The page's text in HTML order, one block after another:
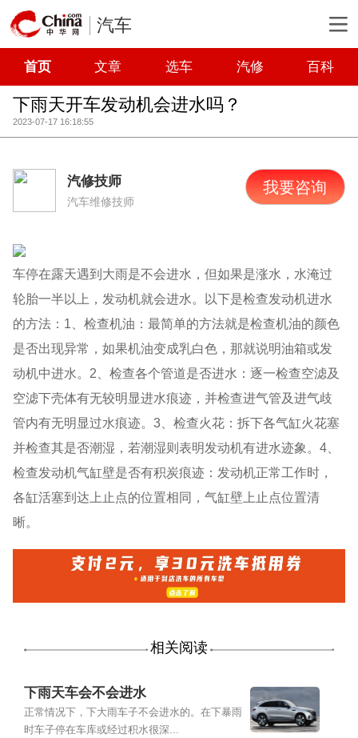
汽车
首页 文章 选车 汽修 百科
下雨天开车发动机会进水吗？
2023-07-17 16:18:55
汽修技师
汽车维修技师
我要咨询
车停在露天遇到大雨是不会进水，但如果是涨水，水淹过
轮胎一半以上，发动机就会进水。以下是检查发动机进水
的方法：1、检查机油：最简单的方法就是检查机油的颜色
是否出现异常，如果机油变成乳白色，那就说明油箱或发
动机中进水。2、检查各个管道是否进水：逐一检查空滤及
空滤下壳体有无较明显进水痕迹，并检查进气管及进气歧
管内有无明显过水痕迹。3、检查火花：拆下各气缸火花塞
并检查其是否潮湿，若潮湿则表明发动机有进水迹象。4、
检查发动机气缸壁是否有积炭痕迹：发动机正常工作时，
各缸活塞到达上止点的位置相同，气缸壁上止点位置清
晰。
相关阅读
下雨天车会不会进水
正常情况下，下大雨车子不会进水的。在下暴雨
时车子停在车库或经过积水很深...